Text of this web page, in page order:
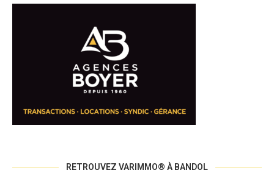
RETROUVEZ VARIMMO® À BANDOL